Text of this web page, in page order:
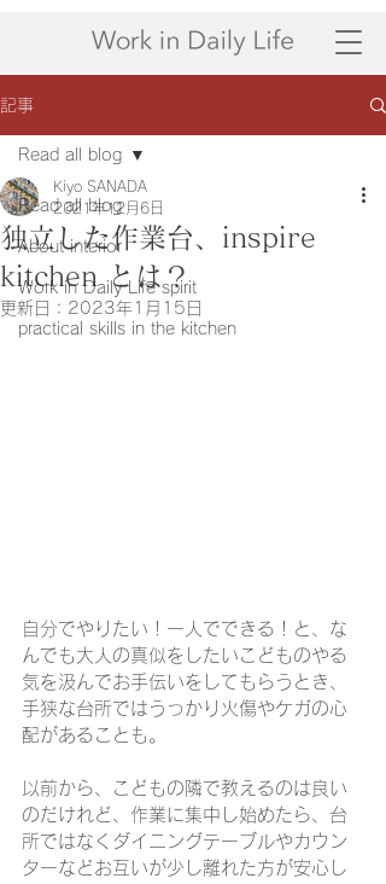
記事
Read all blog
About interior
Work in Daily Life spirit
practical skills in the kitchen
Read all blog
独立した作業台、inspire
kitchen とは？
Kiyo SANADA
2021年12月6日
更新日： 2023年1月15日
自分でやりたい！一人でできる！と、な
んでも大人の真似をしたいこどものやる
気を汲んでお手伝いをしてもらうとき、
手狭な台所ではうっかり火傷やケガの心
配があることも。
以前から、こどもの隣で教えるのは良い
のだけれど、作業に集中し始めたら、台
所ではなくダイニングテーブルやカウン
ターなどお互いが少し離れた方が安心し